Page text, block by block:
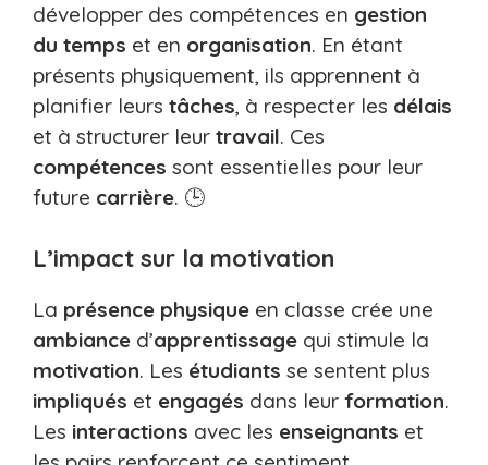
développer des compétences en gestion
du temps et en organisation. En étant
présents physiquement, ils apprennent à
planifier leurs tâches, à respecter les délais
et à structurer leur travail. Ces
compétences sont essentielles pour leur
future carrière. 🕒
L’impact sur la motivation
La présence physique en classe crée une
ambiance d’apprentissage qui stimule la
motivation. Les étudiants se sentent plus
impliqués et engagés dans leur formation.
Les interactions avec les enseignants et